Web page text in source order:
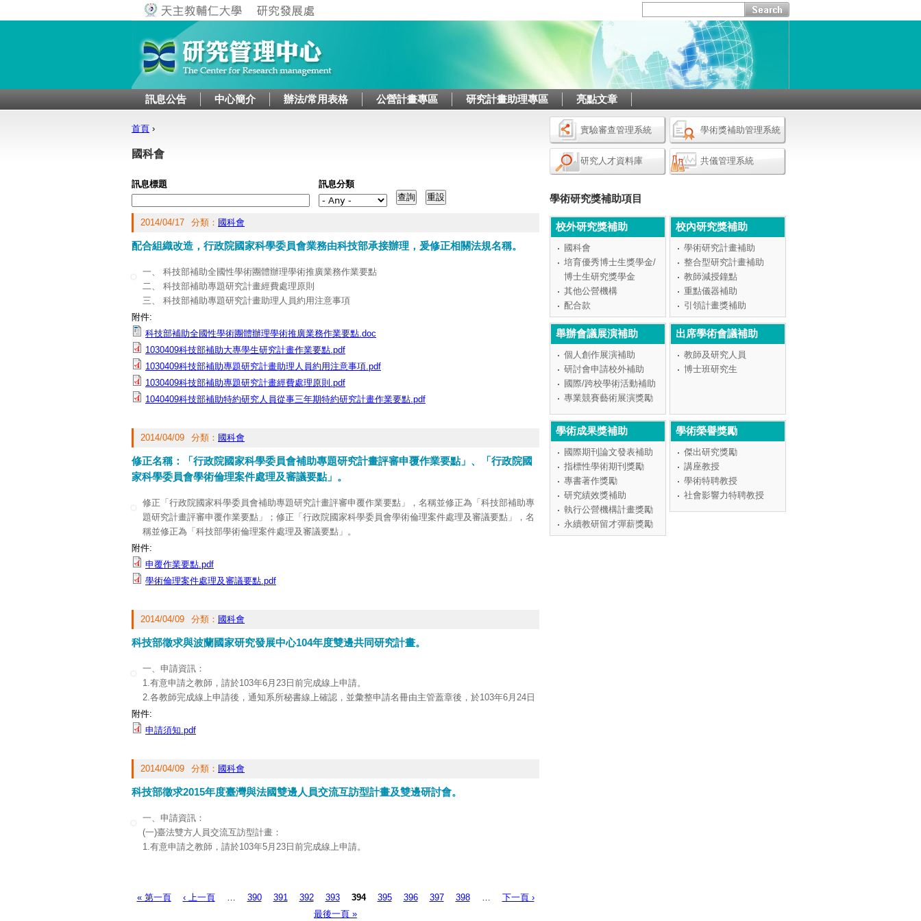
訊息公告 中心簡介 辦法/常用表格 公營計畫專區 研究計畫助理專區 亮點文章
實驗審查管理系統 學術獎補助管理系統
研究人才資料庫 共儀管理系統
學術研究獎補助項目
校外研究獎補助
國科會
培育優秀博士生獎學金/
博士生研究獎學金
其他公營機構
配合款
校內研究獎補助
學術研究計畫補助
整合型研究計畫補助
教師減授鐘點
重點儀器補助
引領計畫獎補助
舉辦會議展演補助
個人創作展演補助
研討會申請校外補助
國際/跨校學術活動補助
專業競賽藝術展演獎勵
出席學術會議補助
教師及研究人員
博士班研究生
學術成果獎補助
國際期刊論文發表補助
指標性學術期刊獎勵
專書著作獎勵
研究績效獎補助
執行公營機構計畫獎勵
永續教研留才彈薪獎勵
學術榮譽獎勵
傑出研究獎勵
講座教授
學術特聘教授
社會影響力特聘教授
您在這裡
首頁 ›
國科會
訊息標題 訊息分類
2014/04/17 分類： 國科會
配合組織改造，行政院國家科學委員會業務由科技部承接辦理，爰修正相關法規名稱。
一、 科技部補助全國性學術團體辦理學術推廣業務作業要點
二、 科技部補助專題研究計畫經費處理原則
三、 科技部補助專題研究計畫助理人員約用注意事項
四、 科技部補助特約研究人員從事三年期特約研究計畫作業要點
五、 科技部補助大專學生研究計畫作業要點
附件:
科技部補助全國性學術團體辦理學術推廣業務作業要點.doc
1030409科技部補助大專學生研究計畫作業要點.pdf
1030409科技部補助專題研究計畫助理人員約用注意事項.pdf
1030409科技部補助專題研究計畫經費處理原則.pdf
1040409科技部補助特約研究人員從事三年期特約研究計畫作業要點.pdf
2014/04/09 分類： 國科會
修正名稱：「行政院國家科學委員會補助專題研究計畫評審申覆作業要點」、「行政院國
家科學委員會學術倫理案件處理及審議要點」。
修正「行政院國家科學委員會補助專題研究計畫評審申覆作業要點」，名稱並修正為「科技部補助專
題研究計畫評審申覆作業要點」；修正「行政院國家科學委員會學術倫理案件處理及審議要點」，名
稱並修正為「科技部學術倫理案件處理及審議要點」。
附件:
申覆作業要點.pdf
學術倫理案件處理及審議要點.pdf
2014/04/09 分類： 國科會
科技部徵求與波蘭國家研究發展中心104年度雙邊共同研究計畫。
一、申請資訊：
1.有意申請之教師，請於103年6月23日前完成線上申請。
2.各教師完成線上申請後，通知系所秘書線上確認，並彙整申請名冊由主管蓋章後，於103年6月24日
前交送研究與倫理推動中心彙整。
二、各類活動申請作業及補助內容等細節，請參考科技部科教發展及國際合作司網址
附件:
申請須知.pdf
2014/04/09 分類： 國科會
科技部徵求2015年度臺灣與法國雙邊人員交流互訪型計畫及雙邊研討會。
一、申請資訊：
(一)臺法雙方人員交流互訪型計畫：
1.有意申請之教師，請於103年5月23日前完成線上申請。
1.有意申請之教師，請於103年6月9日前完成線上申請。
2.各教師完成線上申請後，通知系所秘書線上確認，並彙整申請名冊由主管蓋章後，於103年6月10日
頁面
« 第一頁 ‹ 上一頁 390 391 392 393 394 395 396 397 398
下一頁 ›
最後一頁 »